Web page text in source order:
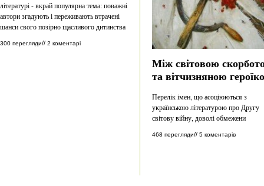
літературі - вкрай популярна тема: поважні
автори згадують і переживають втрачені
шанси свого позірно щасливого дитинства
300 перегляди// 2 коментарі
Між світовою
та вітчизняною
Перелік імен, що асоціюються з
українською літературою про Другу
світову війну, доволі обмежени
468 перегляди// 5 коментарів